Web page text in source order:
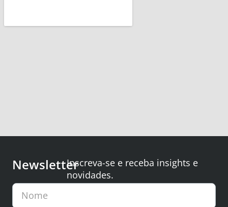
NewsletterInscreva-se e receba insights e
novidades.
Nome